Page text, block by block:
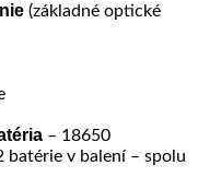
(základné optické
– 18650
batérie v balení – spolu